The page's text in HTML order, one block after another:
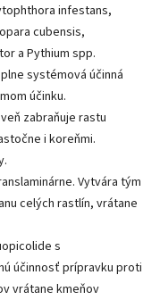
infestans,
cubensis,
a Pythium spp.
systémová účinná
účinku.
zabraňuje rastu
i koreňmi.
Vytvára tým
celých rastlín, vrátane
s
účinnosť prípravku proti
vrátane kmeňov